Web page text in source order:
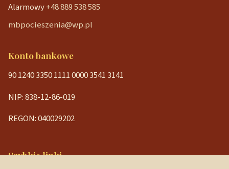
Alarmowy+48 889 538 585
mbpocieszenia@wp.pl
Konto bankowe
90 1240 3350 1111 0000 3541 3141
NIP: 838-12-86-019
REGON: 040029202
Szybkie linki